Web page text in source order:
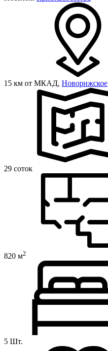
15 км от МКАД, Новорижское
29 соток
820 м2
5 Шт.